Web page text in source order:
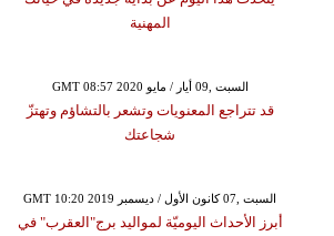
المهنية
GMT 08:57 2020 السبت ,09 أيار / مايو
قد تتراجع المعنويات وتشعر بالتشاؤم وتهتزّ
شجاعتك
GMT 10:20 2019 السبت ,07 كانون الأول / ديسمبر
أبرز الأحداث اليوميّة لمواليد برج"العقرب" في